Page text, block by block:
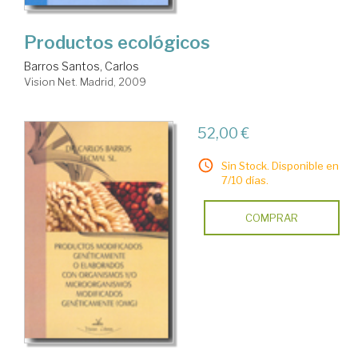
Productos ecológicos
Barros Santos, Carlos
Vision Net. Madrid, 2009
52,00 €
Sin Stock. Disponible en
7/10 días.
COMPRAR